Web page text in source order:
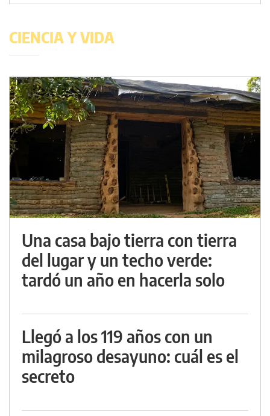
CIENCIA Y VIDA
Una casa bajo tierra con tierra
del lugar y un techo verde:
tardó un año en hacerla solo
Llegó a los 119 años con un
milagroso desayuno: cuál es el
secreto